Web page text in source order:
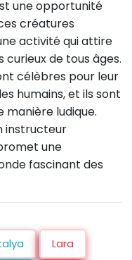
une opportunité
créatures
activité qui attire
de tous âges.
célèbres pour leur
humains, et ils sont
manière ludique.
instructeur
une
fascinant des
Lara